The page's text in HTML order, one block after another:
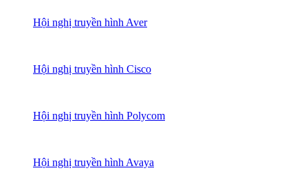
Hội nghị truyền hình Aver
Hội nghị truyền hình Cisco
Hội nghị truyền hình Polycom
Hội nghị truyền hình Avaya